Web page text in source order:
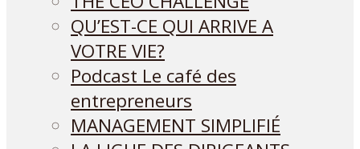
QU’EST-CE QUI ARRIVE A
VOTRE VIE?
Podcast Le café des
entrepreneurs
MANAGEMENT SIMPLIFIÉ